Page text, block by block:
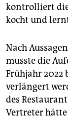
kontrolliert
kocht und
Nach
musste die
Frühjahr 2022
verlängert
des
Vertreter